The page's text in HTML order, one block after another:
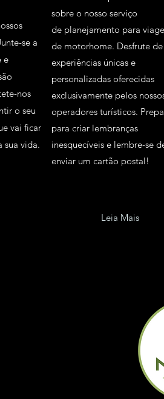
se a
e
nos
o seu
vai ficar
sua vida.
sobre o nosso serviço
de planejamento para
de motorhome. Desfrute de
experiências únicas e
personalizadas oferecidas
exclusivamente pelos
operadores turísticos.
para criar lembranças
inesquecíveis e lembre-se
enviar um cartão postal!
Leia Mais